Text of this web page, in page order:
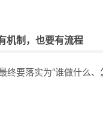
机制，也要有流程
终要落实为“谁做什么、